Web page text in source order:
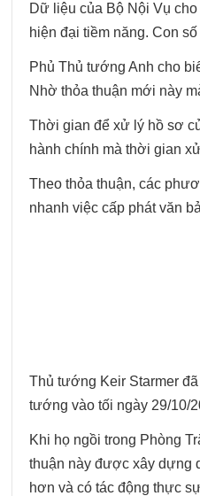
Dữ liệu của Bộ Nội Vụ
hiện đại tiềm năng. Con
Phủ Thủ tướng Anh cho
Nhờ thỏa thuận mới này
Thời gian để xử lý hồ sơ
hành chính mà thời gian
Theo thỏa thuận, các
nhanh việc cấp phát văn
Thủ tướng Keir Starmer
tướng vào tối ngày 29/10/
Khi họ ngồi trong Phòng
thuận này được xây dựng
hơn và có tác động thực